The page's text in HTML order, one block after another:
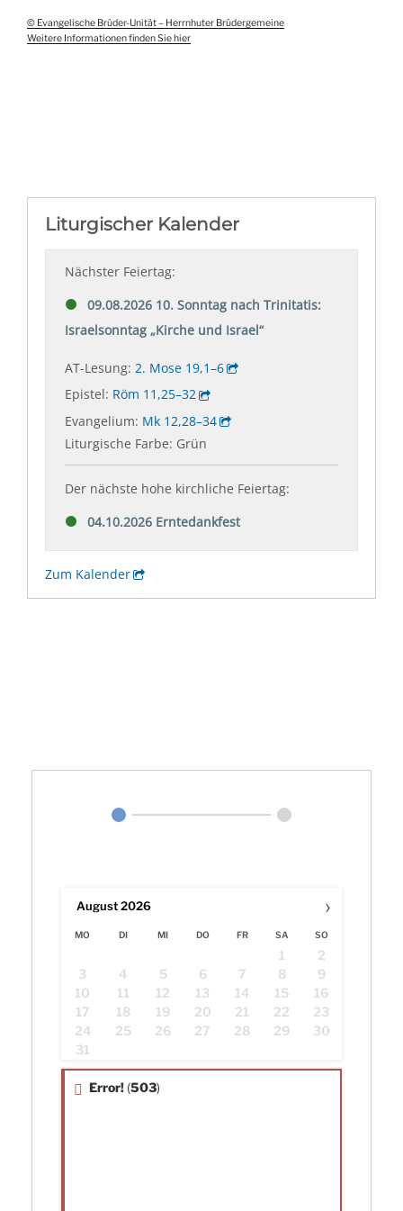
© Evangelische Brüder-Unität – Herrnhuter Brüdergemeine
Weitere Informationen finden Sie hier
›
August2026
MO DI MI DO FR SA SO
1
2
3
4 5 6 7 8
9
10
11 12 13 14 15
16
17
18 19 20 21 22
23
24
25 26 27 28 29
30
31
Error! (503)